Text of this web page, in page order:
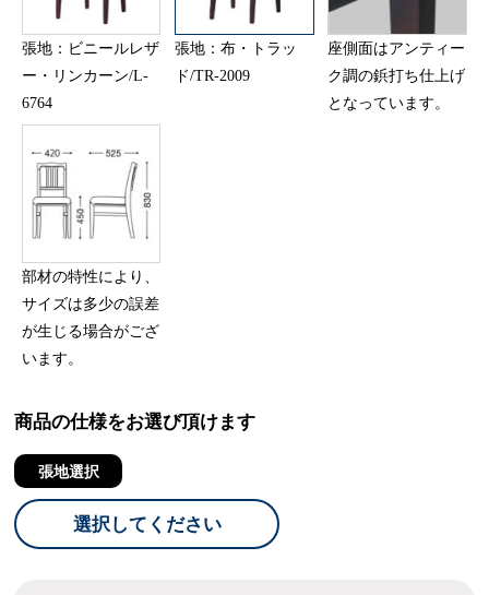
張地：ビニールレザ
ー・リンカーン/L-
6764
張地：布・トラッ
ド/TR-2009
座側面はアンティー
ク調の鋲打ち仕上げ
となっています。
部材の特性により、
サイズは多少の誤差
が生じる場合がござ
います。
商品の仕様をお選び頂けます
張地選択
選択してください